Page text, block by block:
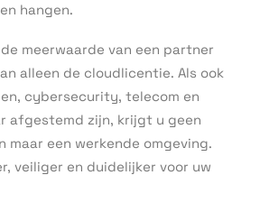
hangen.
meerwaarde van een partner
alleen de cloudlicentie. Als ook
cybersecurity, telecom en
afgestemd zijn, krijgt u geen
maar een werkende omgeving.
veiliger en duidelijker voor uw